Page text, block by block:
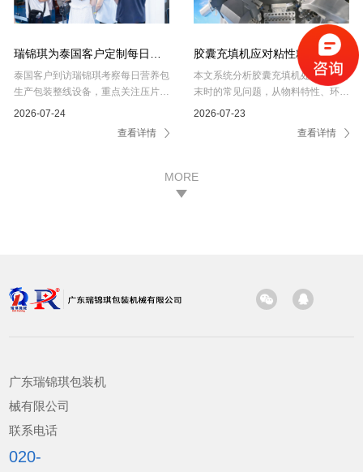
瑞锦琪为泰国客户定制每日营
养包整线方案，覆盖片剂...
泰国客户到访瑞锦琪考察每日营养包
生产包装整线设备，重点关注压片、
胶囊充填、软胶囊生产及多物料数粒
2026-07-24
查看详情
胶囊充填机应对粘性粉末的全
解析：成因、对策与选型...
本文系统分析胶囊充填机处理粘性粉
末时的常见问题，从物料特性、环境
控制、供料系统优 化、充填部件表
2026-07-23
查看详情
MORE
广东瑞锦琪包装机
械有限公司
联系电话
020-